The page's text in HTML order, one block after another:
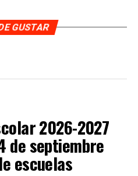
GUSTAR
2026-2027
de septiembre
escuelas